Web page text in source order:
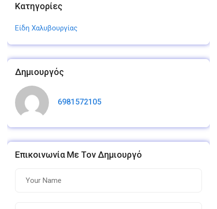
Κατηγορίες
Είδη Χαλυβουργίας
Δημιουργός
6981572105
Επικοινωνία Με Τον Δημιουργό